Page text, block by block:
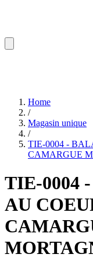
Home
/
Magasin unique
/
TIE-0004 -
CAMARGUE
TIE-0004
AU